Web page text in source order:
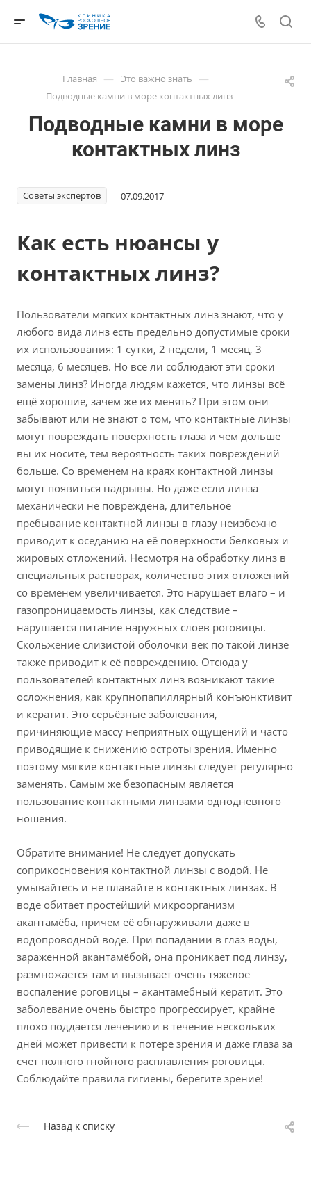
Главная — Это важно знать —
Подводные камни в море контактных линз
Подводные камни в море
контактных линз
Советы экспертов 07.09.2017
Как есть нюансы у
контактных линз?
Пользователи мягких контактных линз знают, что у
любого вида линз есть предельно допустимые сроки
их использования: 1 сутки, 2 недели, 1 месяц, 3
месяца, 6 месяцев. Но все ли соблюдают эти сроки
замены линз? Иногда людям кажется, что линзы всё
ещё хорошие, зачем же их менять? При этом они
забывают или не знают о том, что контактные линзы
могут повреждать поверхность глаза и чем дольше
вы их носите, тем вероятность таких повреждений
больше. Со временем на краях контактной линзы
могут появиться надрывы. Но даже если линза
механически не повреждена, длительное
пребывание контактной линзы в глазу неизбежно
приводит к оседанию на её поверхности белковых и
жировых отложений. Несмотря на обработку линз в
специальных растворах, количество этих отложений
со временем увеличивается. Это нарушает влаго – и
газопроницаемость линзы, как следствие –
нарушается питание наружных слоев роговицы.
Скольжение слизистой оболочки век по такой линзе
также приводит к её повреждению. Отсюда у
пользователей контактных линз возникают такие
осложнения, как крупнопапиллярный конъюнктивит
и кератит. Это серьёзные заболевания,
причиняющие массу неприятных ощущений и часто
приводящие к снижению остроты зрения. Именно
поэтому мягкие контактные линзы следует регулярно
заменять. Самым же безопасным является
пользование контактными линзами однодневного
ношения.
Обратите внимание! Не следует допускать
соприкосновения контактной линзы с водой. Не
умывайтесь и не плавайте в контактных линзах. В
воде обитает простейший микроорганизм
акантамёба, причем её обнаруживали даже в
водопроводной воде. При попадании в глаз воды,
зараженной акантамёбой, она проникает под линзу,
размножается там и вызывает очень тяжелое
воспаление роговицы – акантамебный кератит. Это
заболевание очень быстро прогрессирует, крайне
плохо поддается лечению и в течение нескольких
дней может привести к потере зрения и даже глаза за
счет полного гнойного расплавления роговицы.
Соблюдайте правила гигиены, берегите зрение!
Назад к списку